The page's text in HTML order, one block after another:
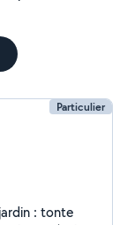
Particulier
: tonte